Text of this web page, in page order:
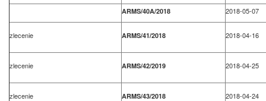
ARMS/40A/2018 2018-05-07
zlecenie ARMS/41/2018 2018-04-16
zlecenie ARMS/42/2019 2018-04-25
zlecenie ARMS/43/2018 2018-04-24